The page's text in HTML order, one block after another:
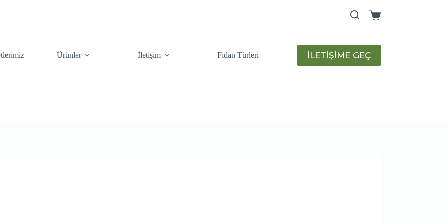
Shopping
Ürünler İletişim Fidan Türleri İLETİŞİME GEÇ